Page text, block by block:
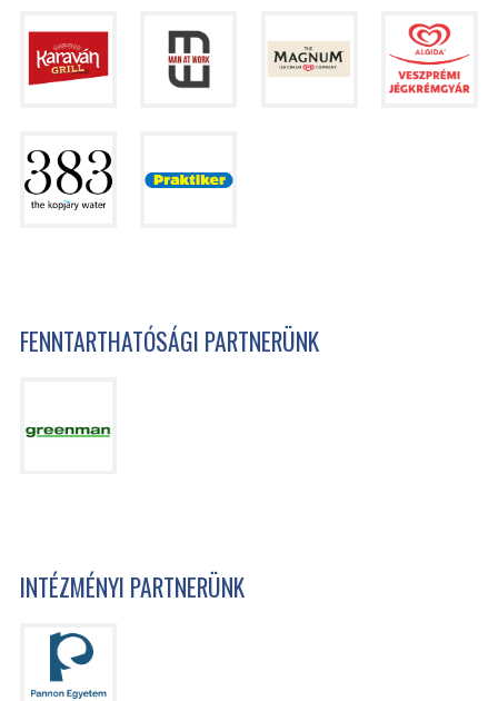
FENNTARTHATÓSÁGI PARTNERÜNK
INTÉZMÉNYI PARTNERÜNK